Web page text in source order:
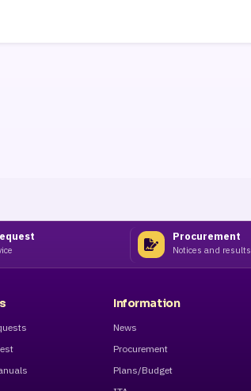
Procurement
Notices and results
Information
News
Procurement
Plans/Budget